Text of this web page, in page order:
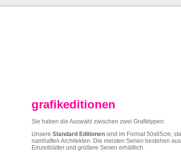
grafikeditionen
Sie haben die Auswahl zwischen zwei Grafiktypen:
UnsereStandard Editionen sind im Format 50x65cm,
namhaften Architekten. Die meisten Serien bestehen
Einzelblätter und größere Serien erhältlich.